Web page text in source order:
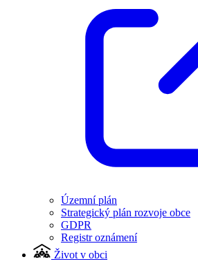
Územní plán
Strategický plán rozvoje obce
GDPR
Registr oznámení
Život v obci